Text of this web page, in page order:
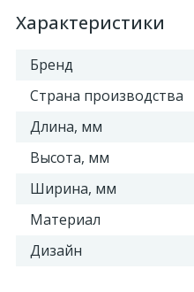
Характеристики
Бренд
Страна производства
Длина, мм
Высота, мм
Ширина, мм
Материал
Дизайн